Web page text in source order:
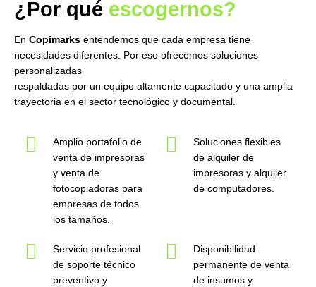
¿Por qué escogernos?
EnCopimarks entendemos que cada empresa tiene
necesidades diferentes. Por eso ofrecemos soluciones
personalizadas
respaldadas por un equipo altamente capacitado y una amplia
trayectoria en el sector tecnológico y documental.
Amplio portafolio de
venta de impresoras
y venta de
fotocopiadoras para
empresas de todos
los tamaños.
Soluciones flexibles
de alquiler de
impresoras y alquiler
de computadores.
Servicio profesional
de soporte técnico
preventivo y
Disponibilidad
permanente de venta
de insumos y